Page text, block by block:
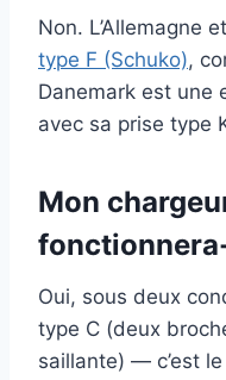
Non. L’Allemagne
type F (Schuko),
Danemark est une
avec sa prise type
Mon
Oui, sous deux
type C (deux
saillante) — c’est